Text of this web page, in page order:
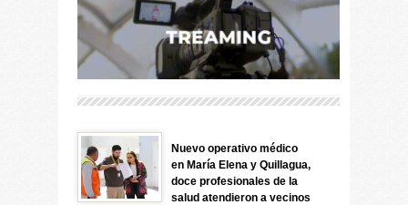
Nuevo operativo médico
en María Elena y Quillagua,
doce profesionales de la
salud atendieron a vecinos